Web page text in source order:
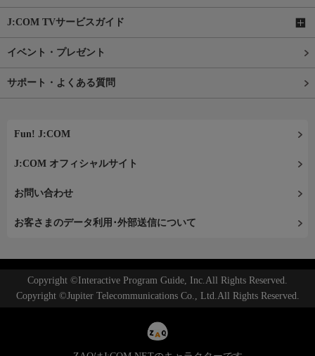
J:COM TVサービスガイド
イベント・プレゼント
サポート・よくある質問
Fun! J:COM
J:COM オフィシャルサイト
お問い合わせ
お客さまのデータ利用･外部送信について
Copyright ©Interactive Program Guide, Inc.All Rights Reserved.
Copyright ©Jupiter Telecommunications Co., Ltd.All Rights Reserved.